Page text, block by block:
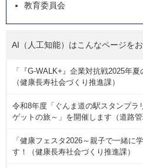
教育委員会
AI（人工知能）はこんなページを
「『G-WALK+』企業対抗戦2025年
（健康長寿社会づくり推進課）
令和8年度「ぐんま道の駅スタンプラ
ゲットの旅～」を開催します（道路管
「健康フェスタ2026～親子で一緒に
す！（健康長寿社会づくり推進課）